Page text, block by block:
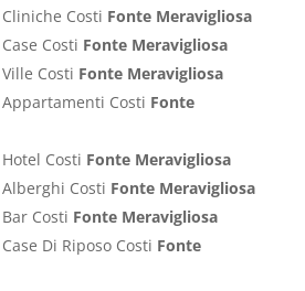
Costi Fonte Meravigliosa
Costi Fonte Meravigliosa
Costi Fonte Meravigliosa
Costi Fonte
Costi Fonte Meravigliosa
Costi Fonte Meravigliosa
Costi Fonte Meravigliosa
Di Riposo Costi Fonte